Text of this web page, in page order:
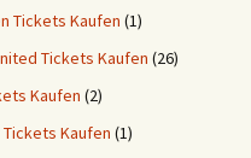
Tickets Kaufen (1)
Tickets Kaufen (26)
Kaufen (2)
Kaufen (1)